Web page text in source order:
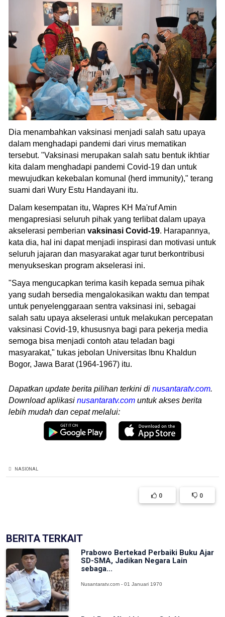
Dia menambahkan vaksinasi menjadi salah satu upaya
dalam menghadapi pandemi dari virus mematikan
tersebut. "Vaksinasi merupakan salah satu bentuk ikhtiar
kita dalam menghadapi pandemi Covid-19 dan untuk
mewujudkan kekebalan komunal (herd immunity)," terang
suami dari Wury Estu Handayani itu.
Dalam kesempatan itu, Wapres KH Ma'ruf Amin
mengapresiasi seluruh pihak yang terlibat dalam upaya
akselerasi pemberian vaksinasi Covid-19. Harapannya,
kata dia, hal ini dapat menjadi inspirasi dan motivasi untuk
seluruh jajaran dan masyarakat agar turut berkontribusi
menyukseskan program akselerasi ini.
"Saya mengucapkan terima kasih kepada semua pihak
yang sudah bersedia mengalokasikan waktu dan tempat
untuk penyelenggaraan sentra vaksinasi ini, sebagai
salah satu upaya akselerasi untuk melakukan percepatan
vaksinasi Covid-19, khususnya bagi para pekerja media
semoga bisa menjadi contoh atau teladan bagi
masyarakat," tukas jebolan Universitas Ibnu Khaldun
Bogor, Jawa Barat (1964-1967) itu.
Dapatkan update berita pilihan terkini di nusantaratv.com.
Download aplikasi nusantaratv.com untuk akses berita
lebih mudah dan cepat melalui:
NASIONAL
0 0
BERITA TERKAIT
Prabowo Bertekad Perbaiki Buku Ajar
SD-SMA, Jadikan Negara Lain
sebaga...
Nusantaratv.com - 01 Januari 1970